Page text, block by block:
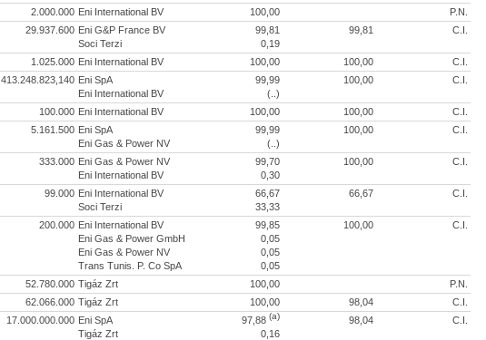
2.000.000 Eni International BV 100,00
P.N.
29.937.600 Eni G&P France BV
Soci Terzi
99,81
0,19
99,81 C.I.
1.025.000 Eni International BV 100,00 100,00
C.I.
413.248.823,140 Eni SpA
Eni International BV
99,99
(..)
100,00 C.I.
100.000 Eni International BV 100,00 100,00
C.I.
5.161.500 Eni SpA
Eni Gas & Power NV
99,99
(..)
100,00 C.I.
333.000 Eni Gas & Power NV
Eni International BV
99,70
0,30
100,00 C.I.
99.000 Eni International BV
Soci Terzi
66,67
33,33
66,67 C.I.
200.000 Eni International BV
Eni Gas & Power GmbH
Eni Gas & Power NV
Trans Tunis. P. Co SpA
99,85
0,05
0,05
0,05
100,00 C.I.
52.780.000 Tigáz Zrt 100,00
P.N.
62.066.000 Tigáz Zrt 100,00 98,04
C.I.
17.000.000.000 Eni SpA
Tigáz Zrt
97,88 (a)
0,16
98,04 C.I.